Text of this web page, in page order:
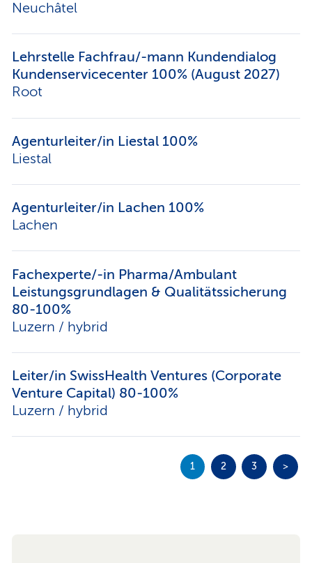
Neuchâtel
Lehrstelle Fachfrau/-mann Kundendialog
Kundenservicecenter 100% (August 2027)
Root
Agenturleiter/in Liestal 100%
Liestal
Agenturleiter/in Lachen 100%
Lachen
Fachexperte/-in Pharma/Ambulant
Leistungsgrundlagen & Qualitätssicherung
80-100%
Luzern / hybrid
Leiter/in SwissHealth Ventures (Corporate
Venture Capital) 80-100%
Luzern / hybrid
1 2 3 >